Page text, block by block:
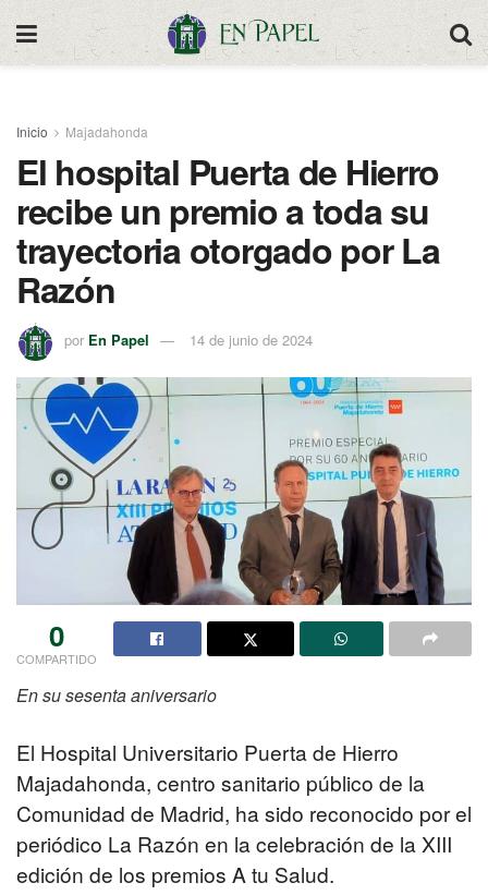
Inicio Majadahonda
El hospital Puerta de Hierro
recibe un premio a toda su
trayectoria otorgado por La
Razón
por En Papel 14 de junio de 2024
0
COMPARTIDO
En su sesenta aniversario
El Hospital Universitario Puerta de Hierro
Majadahonda, centro sanitario público de la
Comunidad de Madrid, ha sido reconocido por el
periódico La Razón en la celebración de la XIII
edición de los premios A tu Salud.